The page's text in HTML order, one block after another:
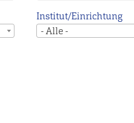
Institut/Einrichtung
- Alle -